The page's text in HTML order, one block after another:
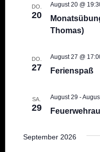
DO.
20
Thomas)
August 20 @
DO.
27 Ferienspaß
August 27 @
SA.
29
August 29 -
September 2026